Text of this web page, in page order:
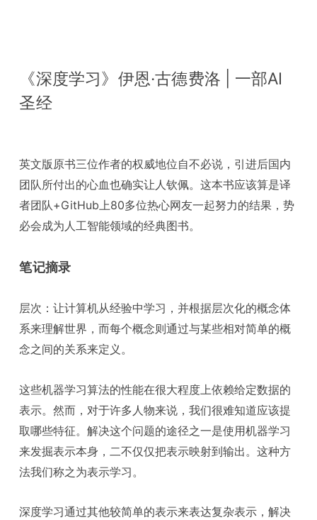
《深度学习》伊恩·古德费洛 | 一部AI
圣经
英文版原书三位作者的权威地位自不必说，引进后国内
团队所付出的心血也确实让人钦佩。这本书应该算是译
者团队+GitHub上80多位热心网友一起努力的结果，势
必会成为人工智能领域的经典图书。
笔记摘录
层次：让计算机从经验中学习，并根据层次化的概念体
系来理解世界，而每个概念则通过与某些相对简单的概
念之间的关系来定义。
这些机器学习算法的性能在很大程度上依赖给定数据的
表示。然而，对于许多人物来说，我们很难知道应该提
取哪些特征。解决这个问题的途径之一是使用机器学习
来发掘表示本身，二不仅仅把表示映射到输出。这种方
法我们称之为表示学习。
深度学习通过其他较简单的表示来表达复杂表示，解决